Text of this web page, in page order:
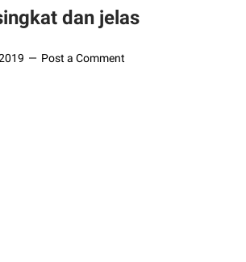
dan jelas
Post a Comment